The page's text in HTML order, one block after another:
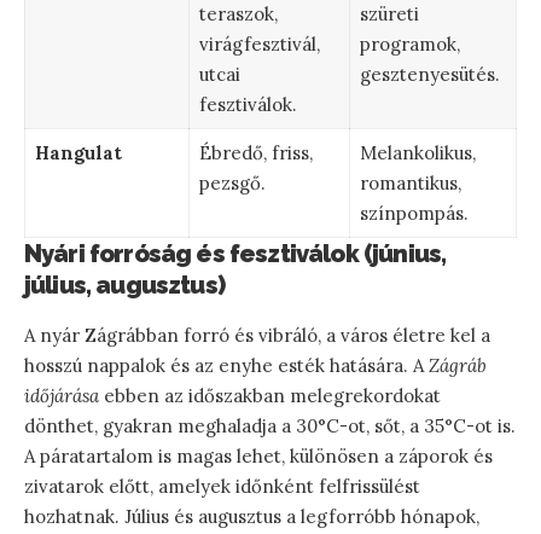
teraszok,
virágfesztivál,
utcai
fesztiválok.
szüreti
programok,
gesztenyesütés.
Hangulat
Ébredő, friss,
pezsgő.
Melankolikus,
romantikus,
színpompás.
Nyári forróság és fesztiválok (június,
július, augusztus)
A nyár Zágrábban forró és vibráló, a város életre kel a
hosszú nappalok és az enyhe esték hatására. AZágráb
időjárása ebben az időszakban melegrekordokat
dönthet, gyakran meghaladja a 30°C-ot, sőt, a 35°C-ot is.
A páratartalom is magas lehet, különösen a záporok és
zivatarok előtt, amelyek időnként felfrissülést
hozhatnak. Július és augusztus a legforróbb hónapok,